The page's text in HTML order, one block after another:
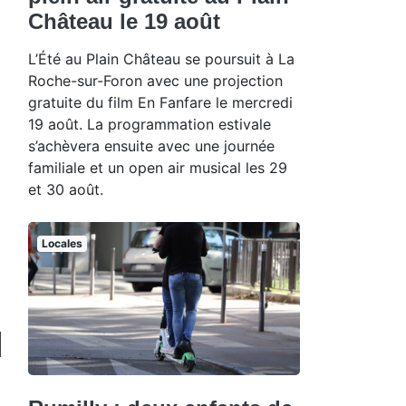
Château le 19 août
L’Été au Plain Château se poursuit à La
Roche-sur-Foron avec une projection
gratuite du film En Fanfare le mercredi
19 août. La programmation estivale
s’achèvera ensuite avec une journée
familiale et un open air musical les 29
et 30 août.
Locales